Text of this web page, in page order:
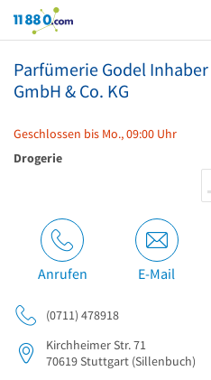
11880.com
Parfümerie Godel
GmbH & Co. KG
Geschlossen bis Mo., 09:00 Uhr
Drogerie
Anrufen E-Mail
(0711) 478918
Kirchheimer Str. 71
70619Stuttgart (Sillenbuch)